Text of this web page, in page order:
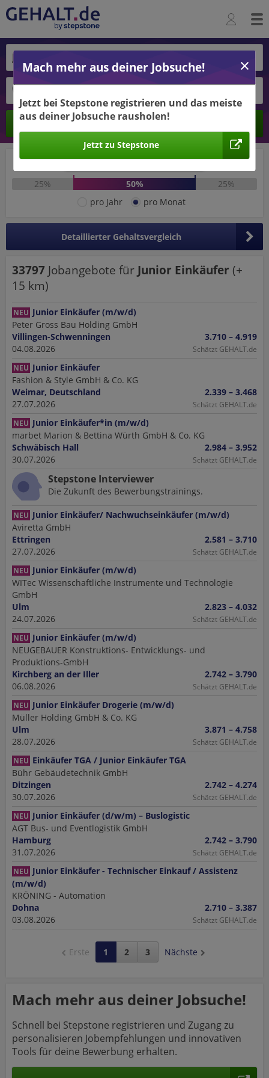
Ergebnisse verbessern -
jetzt Ort hinzufügen!
Ort hinzufügen
Berechnen
2.827 € 5.004 €
25% 50%
25%
pro Jahr
pro Monat
Detaillierter Gehaltsvergleich
33797 Jobangebote für Junior Einkäufer (+
15 km)
NEU Junior Einkäufer (m/w/d)
Peter Gross Bau Holding GmbH
Villingen-Schwenningen
04.08.2026
3.710 – 4.919
Schätzt GEHALT.de
NEU Junior Einkäufer
Fashion & Style GmbH & Co. KG
Weimar, Deutschland
27.07.2026
2.339 – 3.468
Schätzt GEHALT.de
NEU Junior Einkäufer*in (m/w/d)
marbet Marion & Bettina Würth GmbH & Co. KG
Schwäbisch Hall
30.07.2026
2.984 – 3.952
Schätzt GEHALT.de
Stepstone Interviewer
Die Zukunft des Bewerbungstrainings.
NEU Junior Einkäufer/ Nachwuchseinkäufer (m/w/d)
Aviretta GmbH
Ettringen
27.07.2026
2.581 – 3.710
Schätzt GEHALT.de
NEU Junior Einkäufer (m/w/d)
WITec Wissenschaftliche Instrumente und Technologie
GmbH
Ulm
24.07.2026
2.823 – 4.032
Schätzt GEHALT.de
NEU Junior Einkäufer (m/w/d)
NEUGEBAUER Konstruktions- Entwicklungs- und
Produktions-GmbH
Kirchberg an der Iller
06.08.2026
2.742 – 3.790
Schätzt GEHALT.de
NEU Junior Einkäufer Drogerie (m/w/d)
Müller Holding GmbH & Co. KG
Ulm
28.07.2026
3.871 – 4.758
Schätzt GEHALT.de
NEU Einkäufer TGA / Junior Einkäufer TGA
Bühr Gebäudetechnik GmbH
Ditzingen
30.07.2026
2.742 – 4.274
Schätzt GEHALT.de
NEU Junior Einkäufer (d/w/m) – Buslogistic
AGT Bus- und Eventlogistik GmbH
Hamburg
31.07.2026
2.742 – 3.790
Schätzt GEHALT.de
NEU Junior Einkäufer - Technischer Einkauf / Assistenz
(m/w/d)
KRÖNING - Automation
Dohna
03.08.2026
2.710 – 3.387
Schätzt GEHALT.de
Erste 1 2 3 Nächste
Mach mehr aus deiner Jobsuche!
Schnell bei Stepstone registrieren und Zugang zu
personalisieren Jobempfehlungen und innovativen
Tools für deine Bewerbung erhalten.
Mach mehr aus deiner Jobsuche!
Jetzt bei Stepstone registrieren und das meiste
aus deiner Jobsuche rausholen!
Jetzt zu Stepstone